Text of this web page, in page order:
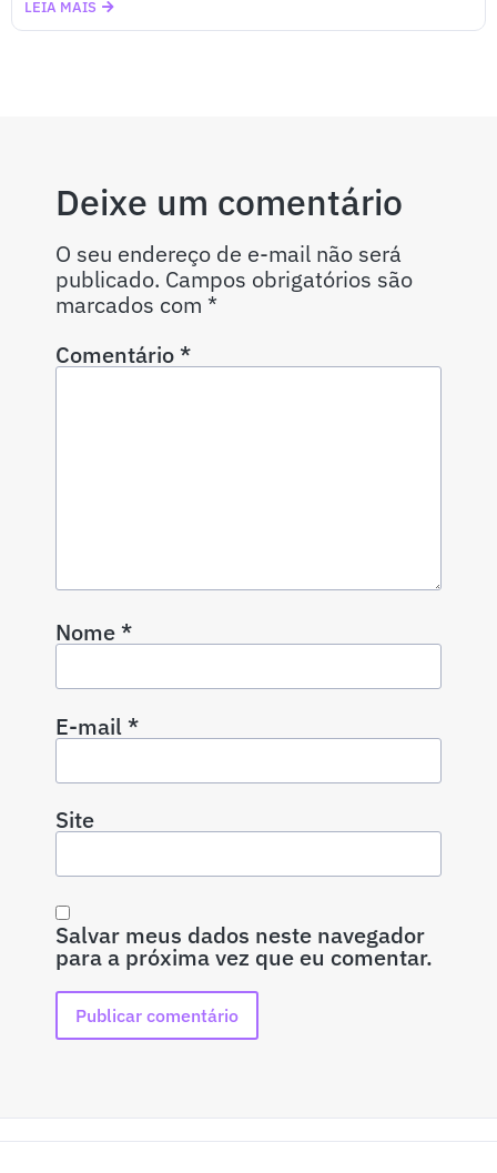
LEIA MAIS
Deixe um comentário
O seu endereço de e-mail não será
publicado. Campos obrigatórios são
marcados com *
Comentário*
Nome*
E-mail*
Site
Salvar meus dados neste navegador
para a próxima vez que eu comentar.